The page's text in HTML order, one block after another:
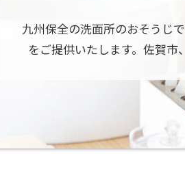
九州保全の洗面所のおそうじ
をご提供いたします。佐賀市